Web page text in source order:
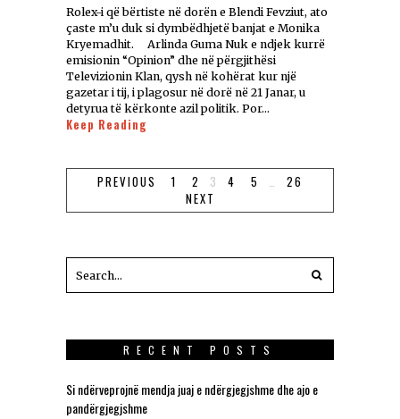
Rolex-i që bërtiste në dorën e Blendi Fevziut, ato
çaste m’u duk si dymbëdhjetë banjat e Monika
Kryemadhit. Arlinda Guma Nuk e ndjek kurrë
emisionin “Opinion” dhe në përgjithësi
Televizionin Klan, qysh në kohërat kur një
gazetar i tij, i plagosur në dorë në 21 Janar, u
detyrua të kërkonte azil politik. Por…
Keep Reading
PREVIOUS 1 2 3 4 5 …
26
NEXT
RECENT POSTS
Si ndërveprojnë mendja juaj e ndërgjegjshme dhe ajo e
pandërgjegjshme